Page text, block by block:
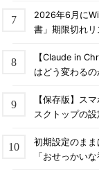
2026年6月に
書」期限切れ
【Claude in
はどう変わるの
【保存版】ス
スクトップの
初期設定のま
「おせっかい